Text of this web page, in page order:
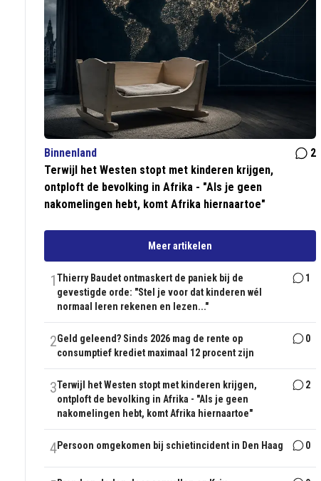
Binnenland
2
Terwijl het Westen stopt met kinderen krijgen,
ontploft de bevolking in Afrika - "Als je geen
nakomelingen hebt, komt Afrika hiernaartoe"
Meer artikelen
1Thierry Baudet ontmaskert de paniek bij de
gevestigde orde: "Stel je voor dat kinderen wél
normaal leren rekenen en lezen..."
1
2Geld geleend? Sinds 2026 mag de rente op
consumptief krediet maximaal 12 procent zijn
0
3Terwijl het Westen stopt met kinderen krijgen,
ontploft de bevolking in Afrika - "Als je geen
nakomelingen hebt, komt Afrika hiernaartoe"
2
4Persoon omgekomen bij schietincident in Den Haag 0